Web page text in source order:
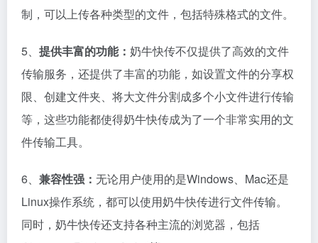
制，可以上传各种类型的文件，包括特殊格式的文件。
5、 提供丰富的功能： 奶牛快传不仅提供了高效的文件
传输服务，还提供了丰富的功能，如设置文件的分享权
限、创建文件夹、将大文件分割成多个小文件进行传输
等，这些功能都使得奶牛快传成为了一个非常实用的文
件传输工具。
6、 兼容性强： 无论用户使用的是Windows、Mac还是
Linux操作系统，都可以使用奶牛快传进行文件传输。
同时，奶牛快传还支持各种主流的浏览器，包括